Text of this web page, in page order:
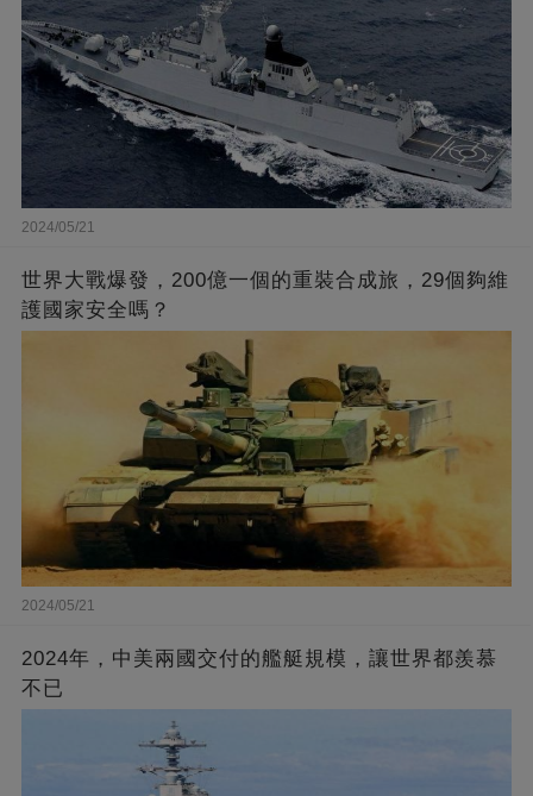
2024/05/21
世界大戰爆發，200億一個的重裝合成旅，29個夠維
護國家安全嗎？
2024/05/21
2024年，中美兩國交付的艦艇規模，讓世界都羨慕
不已